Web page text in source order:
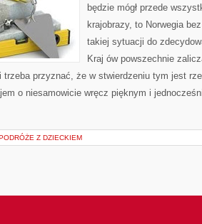
będzie mógł przede
krajobrazy, to Norwegia
takiej sytuacji do
Kraj ów powszechnie
trzeba przyznać, że w stwierdzeniu tym jest
o niesamowicie wręcz pięknym i
Z DZIECKIEM